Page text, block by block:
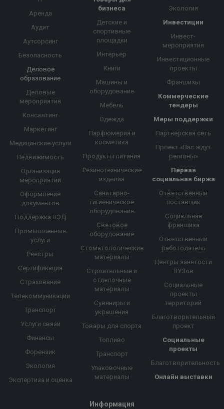
Аренда
Аудит
Аутсорсинг
Безопасность
Деловое
образование
Деловые
мероприятия
Консалтинг
Маркетинг
Медицинские услуги
Недвижимость
Организация
мероприятий
Оформление
документов
Поддержка ВЭД
Промышленные
услуги
Реестры
Сертификация
Страхование
Телекоммуникации
Транспорт
Услуги связи
Финансы
Форензик
Экология
Экспертиза и оценка
бизнеса
Детские и
спортивные
площадки
Интерьер
Книги
Машины и
оборудование
Мебель
Одежда
Парфюмерия и
косметика
Продукты питания
Резинотехнические
изделия
Санитарно-
гигиеническое
оборудование
Световое
оборудование
Стоматологические
материалы
Строительные и
отделочные
материалы
Сувениры и
украшения
Товары для спорта
Топливо
Транспорт
Упаковочные
материалы
Экология
Инвестиции
Инвест-
мероприятия
Инвестиционные
проекты
Франшизы
Коммерческие
тендеры
Меры поддержки
Партнерская сеть
Проект «Вас ждут
регионы»
Первая
социальная биржа
Ответственный
поставщик
Социальная
франшиза
Ответственный
работодатель
Центры занятости
ВУЗов
Социальные
проекты
территорий
Благотворительный
проект
Социальные
проекты
Благотворительность
Онлайн выставки
Информация